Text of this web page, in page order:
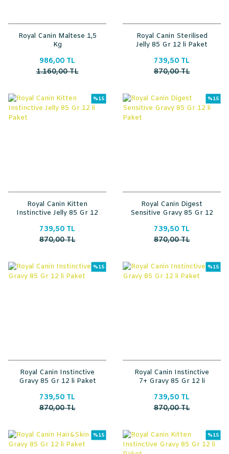
Royal Canin Maltese 1,5
Kg
986,00 TL
1.160,00 TL
Royal Canin Sterilised
Jelly 85 Gr 12 li Paket
739,50 TL
870,00 TL
%15
Royal Canin Kitten
Instinctive Jelly 85 Gr 12
739,50 TL
870,00 TL
%15
Royal Canin Digest
Sensitive Gravy 85 Gr 12
739,50 TL
870,00 TL
%15
Royal Canin Instinctive
Gravy 85 Gr 12 li Paket
739,50 TL
870,00 TL
%15
Royal Canin Instinctive
7+ Gravy 85 Gr 12 li
739,50 TL
870,00 TL
%15 %15